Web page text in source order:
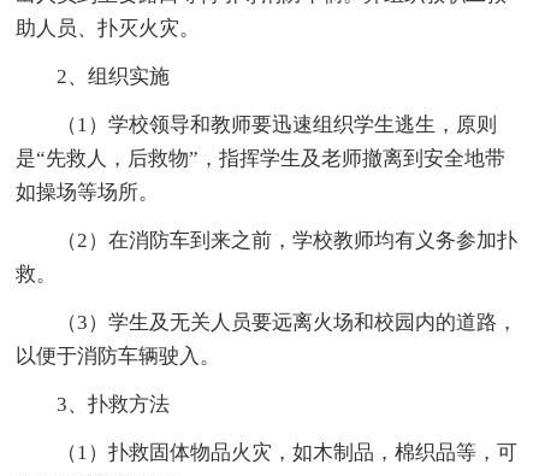
助人员、扑灭火灾。
2、组织实施
（1）学校领导和教师要迅速组织学生逃生，原则
是“先救人，后救物”，指挥学生及老师撤离到安全地带
如操场等场所。
（2）在消防车到来之前，学校教师均有义务参加扑
救。
（3）学生及无关人员要远离火场和校园内的道路，
以便于消防车辆驶入。
3、扑救方法
（1）扑救固体物品火灾，如木制品，棉织品等，可